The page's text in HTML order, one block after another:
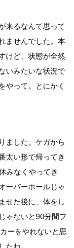
来るなんて思って
ませんでした。本
けど、状態が全然
いみたいな状況で
やって。とにかく
ました。ケガから
太い形で帰ってき
みなくやってき
ーバーホールじゃ
せた後に、体をし
ゃないと90分間フ
ーをやれないと思
たね。